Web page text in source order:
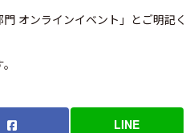
オンラインイベント」とご明記く
LINE